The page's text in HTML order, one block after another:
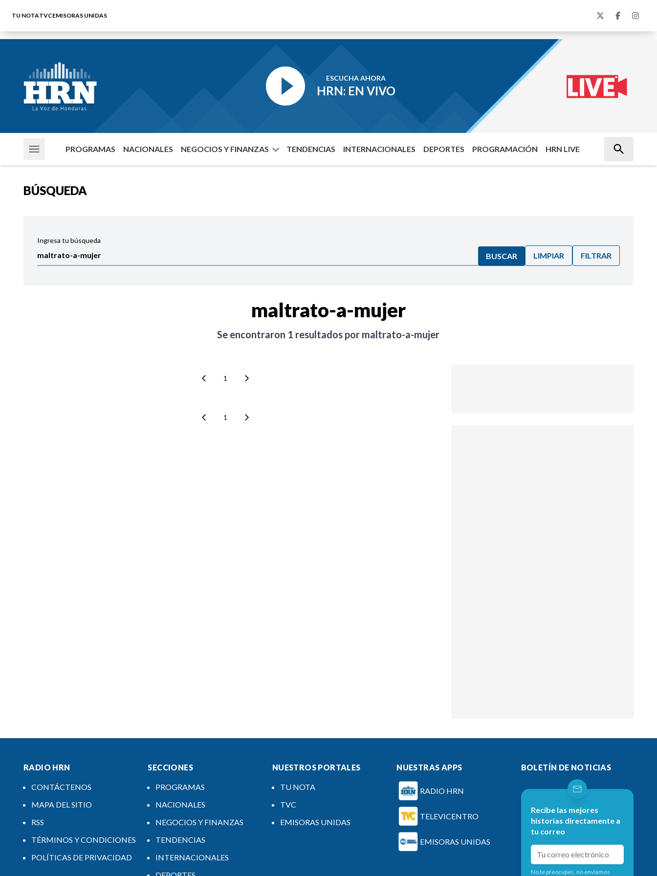
TU NOTATVCEMISORAS UNIDAS
ESCUCHA AHORA
HRN: EN VIVO
PROGRAMAS NACIONALES NEGOCIOS Y FINANZAS TENDENCIAS INTERNACIONALES DEPORTES PROGRAMACIÓN HRN LIVE
BÚSQUEDA
Ingresa tu búsqueda
BUSCAR LIMPIAR FILTRAR
maltrato-a-mujer
Se encontraron 1 resultados por maltrato-a-mujer
1
1
RADIO HRN
CONTÁCTENOS
MAPA DEL SITIO
RSS
TÉRMINOS Y CONDICIONES
POLÍTICAS DE PRIVACIDAD
SECCIONES
PROGRAMAS
NACIONALES
NEGOCIOS Y FINANZAS
TENDENCIAS
INTERNACIONALES
NUESTROS PORTALES
TU NOTA
TVC
EMISORAS UNIDAS
NUESTRAS APPS
RADIO HRN
TELEVICENTRO
EMISORAS UNIDAS
BOLETÍN DE NOTICIAS
Recibe las mejores
historias directamente a
tu correo
No te preocupes, no enviamos